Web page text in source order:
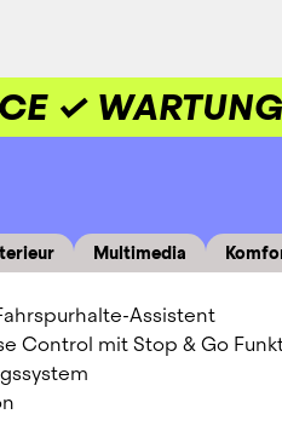
✓
Multimedia
Assistent
Control mit Stop & Go